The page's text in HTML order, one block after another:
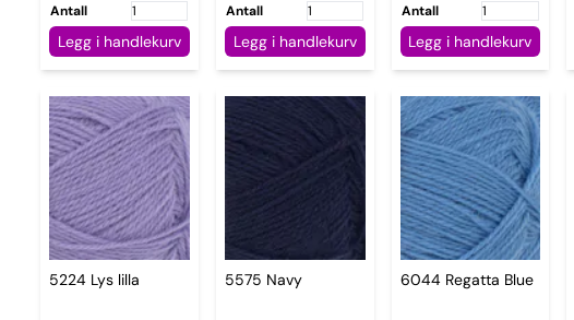
Antall
Legg i handlekurv
Antall
Legg i handlekurv
Antall
Legg i handlekurv
5224 Lys lilla 5575 Navy 6044 Regatta Blue